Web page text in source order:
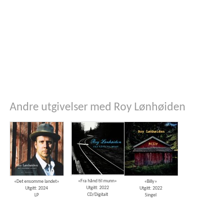
Andre utgivelser med Roy Lønhøiden
«Det ensomme landet»
Utgitt: 2024
LP
«Fra hånd til munn»
Utgitt: 2022
CD/Digitalt
«Billy»
Utgitt: 2022
Singel